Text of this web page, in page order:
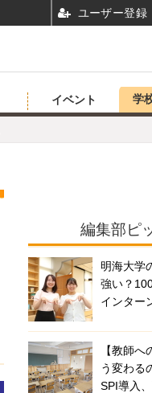
イベント 学
編集部ピ
明海大学
強い？
インター
【教師
う変わる
SPI導入
ユーザー登録